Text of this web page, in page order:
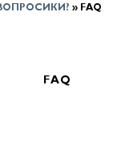
» FAQ
FAQ